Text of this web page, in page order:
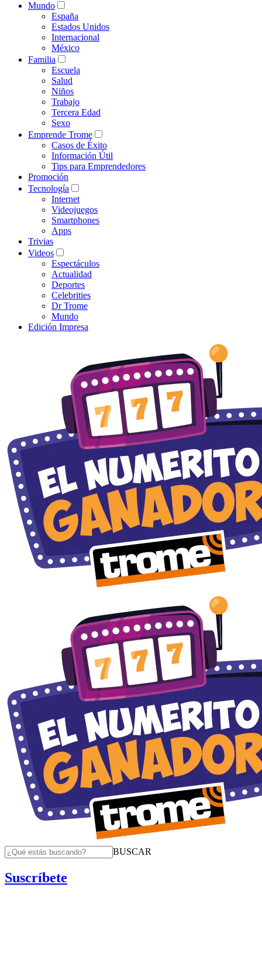
Mundo
España
Estados Unidos
Internacional
México
Familia
Escuela
Salud
Niños
Trabajo
Tercera Edad
Sexo
Emprende Trome
Casos de Éxito
Información Útil
Tips para Emprendedores
Promoción
Tecnología
Internet
Videojuegos
Smartphones
Apps
Trivias
Videos
Espectáculos
Actualidad
Deportes
Celebrities
Dr Trome
Mundo
Edición Impresa
BUSCAR
Suscríbete